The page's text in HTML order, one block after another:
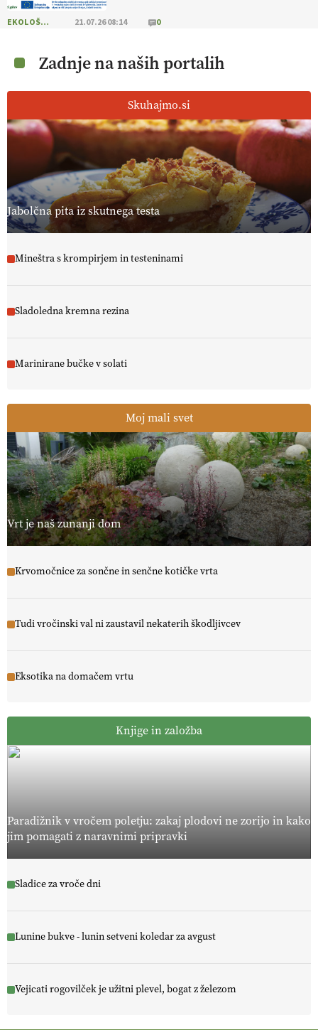
EKOLOŠKO LOGIČNO 21.07.26 08:14 0
Zadnje na naših portalih
Skuhajmo.si
Jabolčna pita iz skutnega testa
Mineštra s krompirjem in testeninami
Sladoledna kremna rezina
Marinirane bučke v solati
Moj mali svet
Vrt je naš zunanji dom
Krvomočnice za sončne in senčne kotičke vrta
Tudi vročinski val ni zaustavil nekaterih škodljivcev
Eksotika na domačem vrtu
Knjige in založba
Paradižnik v vročem poletju: zakaj plodovi ne zorijo in kako
jim pomagati z naravnimi pripravki
Sladice za vroče dni
Lunine bukve - lunin setveni koledar za avgust
Vejicati rogovilček je užitni plevel, bogat z železom